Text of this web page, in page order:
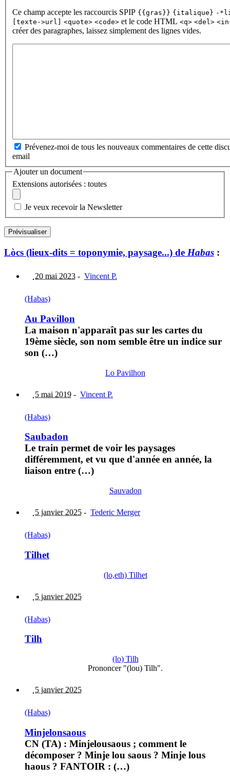
Ce champ accepte les raccourcis SPIP {{gras}} {italique} -
[texte->url]
<quote> <code> et le code HTML <q> <del>
créer des paragraphes, laissez simplement des lignes vides.
Prévenez-moi de tous les nouveaux commentaires de cette
email
Ajouter un document
Extensions autorisées : toutes
Je veux recevoir la Newsletter
Lòcs (lieux-dits = toponymie, paysage...) de Habas :
20 mai 2023 - Vincent P.
(Habas)
Au Pavillon
La maison n'apparaît pas sur les cartes du
19ème siècle, son nom semble être un indice sur
son (…)
Lo Pavilhon
5 mai 2019 - Vincent P.
(Habas)
Saubadon
Le train permet de voir les paysages
différemment, et vu que d'année en année, la
liaison entre (…)
Sauvadon
5 janvier 2025 - Tederic Merger
(Habas)
Tilhet
(lo,eth) Tilhet
5 janvier 2025
(Habas)
Tilh
(lo) Tilh
Prononcer "(lou) Tilh".
5 janvier 2025
(Habas)
Minjelonsaous
CN (TA) : Minjelousaous ; comment le
décomposer ? Minje lou saous ? Minje lous
haous ? FANTOIR : (…)